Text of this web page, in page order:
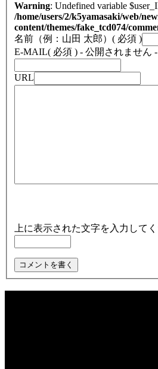
Warning : Undefined variable
/home/users/2/k5yamasaki/web/
content/themes/fake_tcd074/
名前（例：山田 太郎） ( 必須 )
E-MAIL( 必須 ) - 公開されません -
URL
上に表示された文字を入力してく